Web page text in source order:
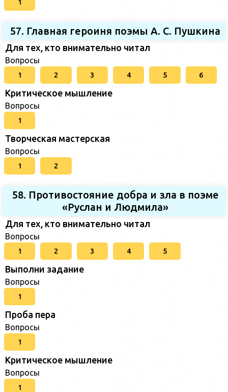
1
57. Главная героиня поэмы А. С. Пушкина
Для тех, кто внимательно читал
Вопросы
1 2 3 4 5 6
Критическое мышление
Вопросы
1
Творческая мастерская
Вопросы
1 2
58. Противостояние добра и зла в поэме
«Руслан и Людмила»
Для тех, кто внимательно читал
Вопросы
1 2 3 4 5
Выполни задание
Вопросы
1
Проба пера
Вопросы
1
Критическое мышление
Вопросы
1